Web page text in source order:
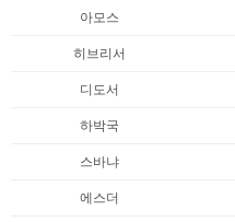
아모스
히브리서
디도서
하박국
스바냐
에스더